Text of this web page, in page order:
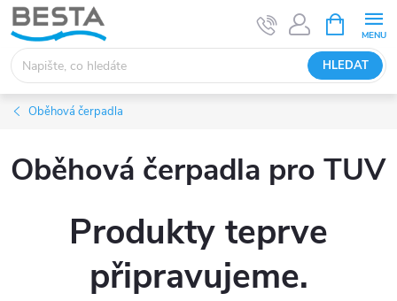
Přejít
na
obsah
HLEDAT
NÁKUPNÍ
KOŠÍK
Oběhová čerpadla
Oběhová čerpadla pro TUV
Produkty teprve
připravujeme.